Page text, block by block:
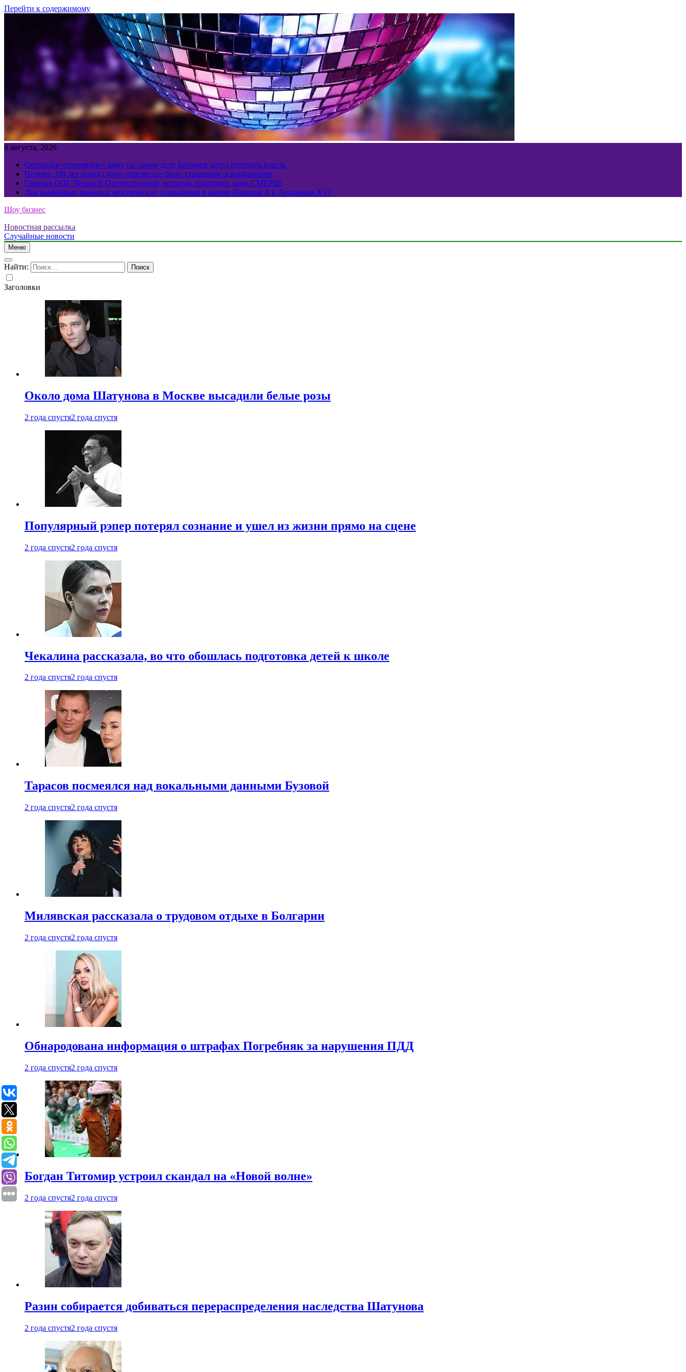
Перейти к содержимому
6 августа, 2026
Операция «преемник»: кому на самом деле Брежнев хотел передать власть
Почему 300 лет назад слово «прелесть» было страшным оскорблением
Главная ОПГ Великой Отечественной, которую проглядел даже СМЕРШ
Два казнённых монарха: мистические совпадения в жизни Николая II и Людовика XVI
Шоу бизнес
Новостная рассылка
Случайные новости
Меню
Найти:
Заголовки
Около дома Шатунова в Москве высадили белые розы
2 года спустя2 года спустя
Популярный рэпер потерял сознание и ушел из жизни прямо на сцене
2 года спустя2 года спустя
Чекалина рассказала, во что обошлась подготовка детей к школе
2 года спустя2 года спустя
Тарасов посмеялся над вокальными данными Бузовой
2 года спустя2 года спустя
Милявская рассказала о трудовом отдыхе в Болгарии
2 года спустя2 года спустя
Обнародована информация о штрафах Погребняк за нарушения ПДД
2 года спустя2 года спустя
Богдан Титомир устроил скандал на «Новой волне»
2 года спустя2 года спустя
Разин собирается добиваться перераспределения наследства Шатунова
2 года спустя2 года спустя